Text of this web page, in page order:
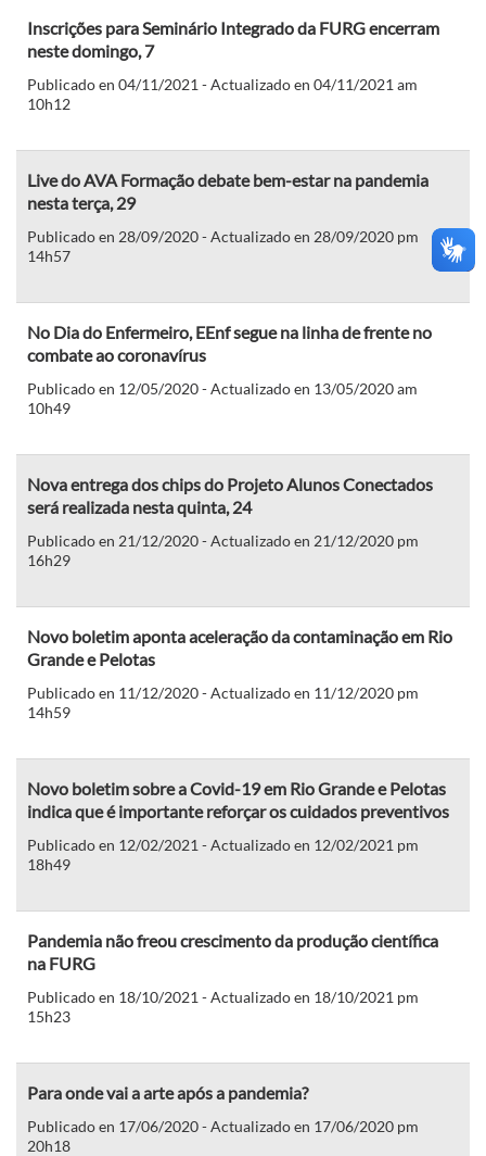
Inscrições para Seminário Integrado da FURG encerram
neste domingo, 7
Publicado en 04/11/2021 - Actualizado en 04/11/2021 am
10h12
Live do AVA Formação debate bem-estar na pandemia
nesta terça, 29
Publicado en 28/09/2020 - Actualizado en 28/09/2020 pm
14h57
No Dia do Enfermeiro, EEnf segue na linha de frente no
combate ao coronavírus
Publicado en 12/05/2020 - Actualizado en 13/05/2020 am
10h49
Nova entrega dos chips do Projeto Alunos Conectados
será realizada nesta quinta, 24
Publicado en 21/12/2020 - Actualizado en 21/12/2020 pm
16h29
Novo boletim aponta aceleração da contaminação em Rio
Grande e Pelotas
Publicado en 11/12/2020 - Actualizado en 11/12/2020 pm
14h59
Novo boletim sobre a Covid-19 em Rio Grande e Pelotas
indica que é importante reforçar os cuidados preventivos
Publicado en 12/02/2021 - Actualizado en 12/02/2021 pm
18h49
Pandemia não freou crescimento da produção científica
na FURG
Publicado en 18/10/2021 - Actualizado en 18/10/2021 pm
15h23
Para onde vai a arte após a pandemia?
Publicado en 17/06/2020 - Actualizado en 17/06/2020 pm
20h18